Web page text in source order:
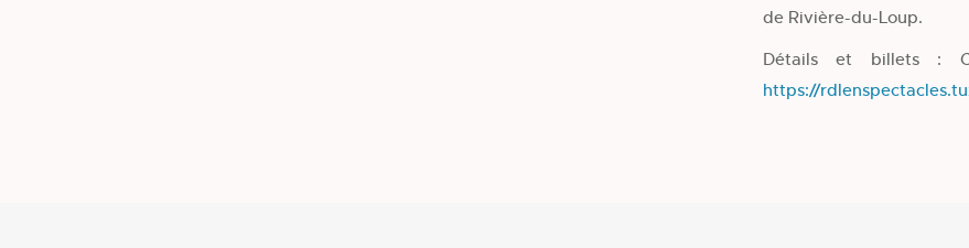
de Rivière-du-Loup.
Détails et billets :
https://